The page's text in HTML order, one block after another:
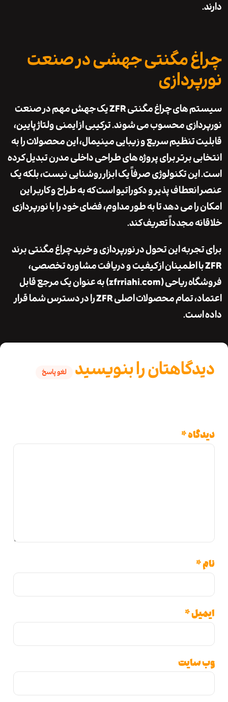
مگنتی جهشی در صنعت
هایچراغ مگنتی ZFR
یک جهش مهم در صنعت
محسوب می شوند. ترکیبی از ایمنی ولتاژ پایین،
تنظیم سریع و زیبایی مینیمال، این محصولات را به
برتر برای پروژه های طراحی داخلی مدرن تبدیل کرده
تکنولوژی صرفاً یک ابزار روشنایی نیست، بلکه یک
پذیر و دکوراتیو است که به طراح و کاربر این
را می دهد تا به طور مداوم، فضای خود را با نورپردازی
مجدداً تعریف کند.
این تحول در نورپردازی وخرید چراغ مگنتی برند
اطمینان از کیفیت و دریافت مشاوره تخصصی،
ریاحی
(zfrriahi.com) به عنوان یک مرجع قابل
اعتماد، تمام محصولات اصلی ZFR را در دسترس شما قرار
است.
را بنویسید لغو پاسخ
*
*